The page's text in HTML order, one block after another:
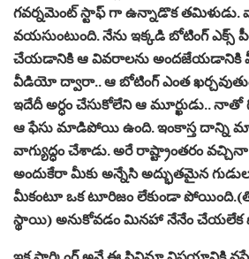
గ‌వ‌ర్న‌మెంట్ స్టాఫ్ గా ఉన్నాడొక త‌మిళుడు.
వ‌య‌సుంటుంది. నేను ఇక్క‌డి బోటింగ్
చేయ‌డానికి ఆ వివ‌రాల‌ను అంద‌జేయ‌డానికి
వీడియో ద్వారా.. ఆ బోటింగ్ ఎంత
ఇదేదీ అర్ధం చేసుకోలేని ఆ మూర్ఖుడు..
ఆ ఫేసు మాడిపోయి ఉంది. ఇంకాస్త దాన్ని
వాగ్యుద్ధం చేశాడు. అరే రాష్ట్రాంత‌రం
అందుకేరా మీకు అన్నేసి అద్భుత‌మైన
మీకంటూ ఒక టూరిజం లేకుండా
స్థాయి) అనుకోవ‌డం మిన‌హా నేనేం